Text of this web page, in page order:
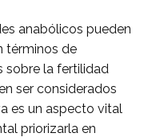
anabólicos pueden
términos de
sobre la fertilidad
ser considerados
es un aspecto vital
priorizarla en